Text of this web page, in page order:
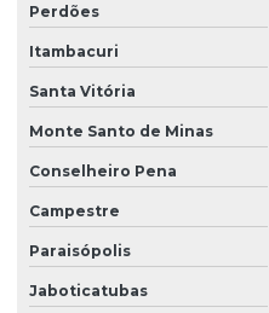
Perdões
Itambacuri
Santa Vitória
Monte Santo de Minas
Conselheiro Pena
Campestre
Paraisópolis
Jaboticatubas